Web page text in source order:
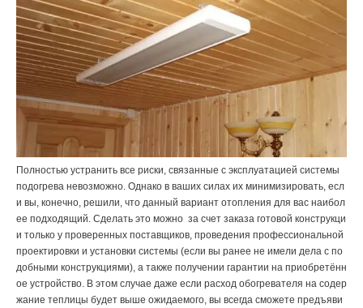
Полностью устранить все риски, связанные с эксплуатацией системы
подогрева невозможно. Однако в ваших силах их минимизировать, есл
и вы, конечно, решили, что данный вариант отопления для вас наибол
ее подходящий. Сделать это можно за счет заказа готовой конструкци
и только у проверенных поставщиков, проведения профессиональной
проектировки и установки системы (если вы ранее не имели дела с по
добными конструкциями), а также получении гарантии на приобретённ
ое устройство. В этом случае даже если расход обогревателя на содер
жание теплицы будет выше ожидаемого, вы всегда сможете предъяви